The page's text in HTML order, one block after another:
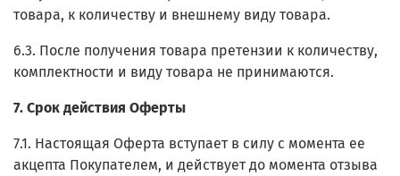
товара, к количеству и внешнему виду товара.
6.3. После получения товара претензии к количеству,
комплектности и виду товара не принимаются.
7. Срок действия Оферты
7.1. Настоящая Оферта вступает в силу с момента ее
акцепта Покупателем, и действует до момента отзыва